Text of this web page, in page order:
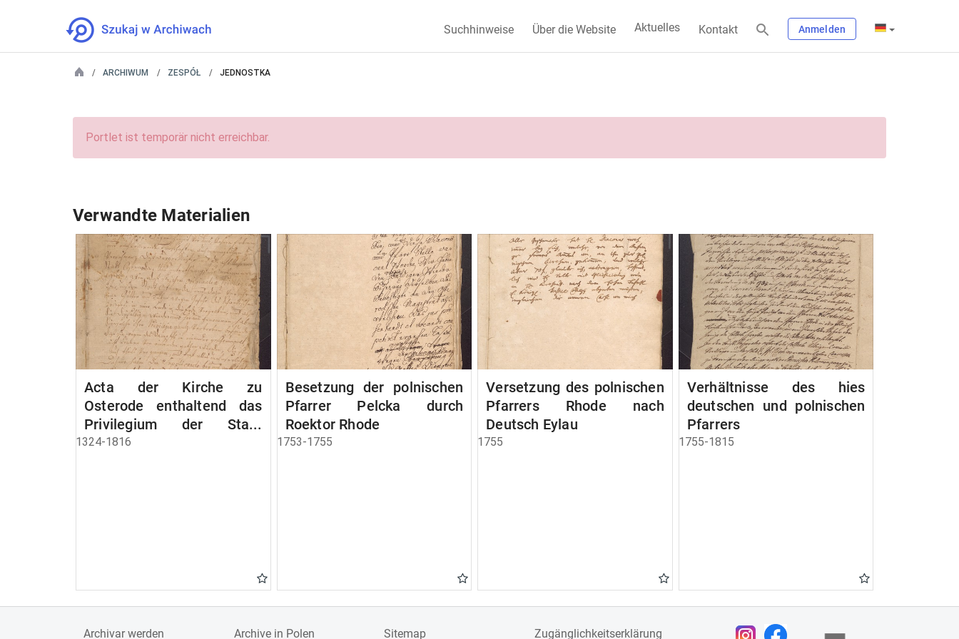
Suchhinweise Über die Website Aktuelles Kontakt Anmelden
ARCHIWUM ZESPÓŁ JEDNOSTKA
Portlet ist temporär nicht erreichbar.
Verwandte Materialien
Acta der Kirche zu
Osterode enthaltend das
Privilegium der Stadt
Osterode
1324-1816
Besetzung der polnischen
Pfarrer Pelcka durch
Roektor Rhode
1753-1755
Versetzung des polnischen
Pfarrers Rhode nach
Deutsch Eylau
1755
Verhältnisse des hies
deutschen und polnischen
Pfarrers
1755-1815
Archivar werden Archive in Polen Sitemap Zugänglichkeitserklärung